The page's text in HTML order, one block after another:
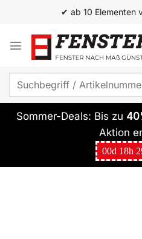
springen
✔ ab 10 Elementen
Suchen
Sommer-Deals: Bis zu
Aktion
00d 18h